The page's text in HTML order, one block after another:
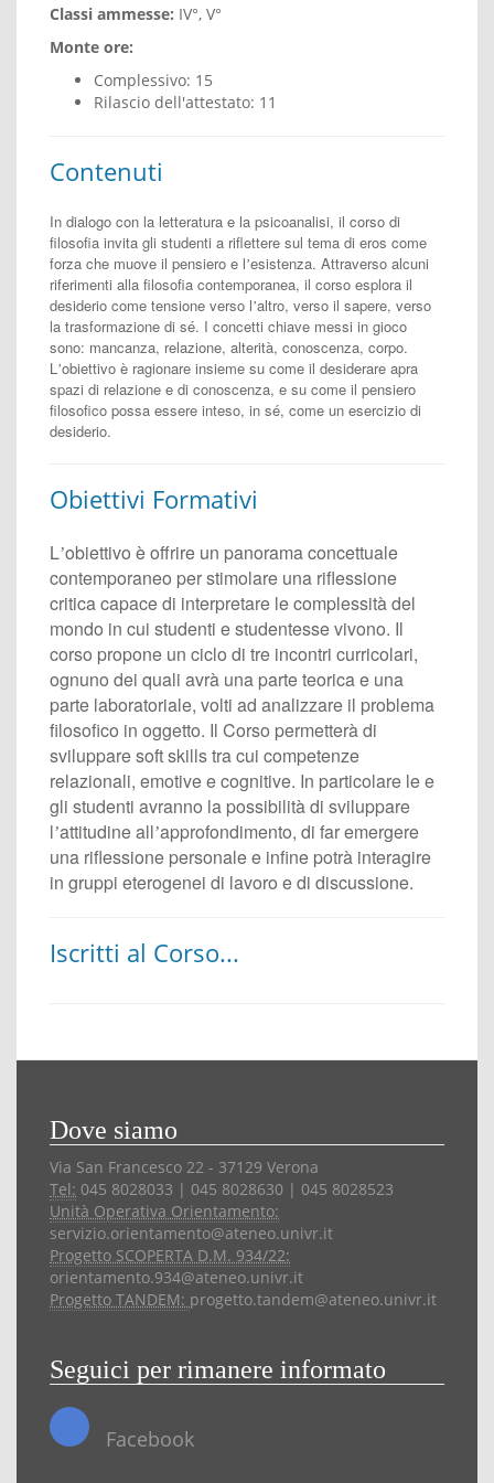
Classi ammesse: IV°, V°
Monte ore:
Complessivo: 15
Rilascio dell'attestato: 11
Contenuti
In dialogo con la letteratura e la psicoanalisi, il corso di
filosofia invita gli studenti a riflettere sul tema di eros come
forza che muove il pensiero e l’esistenza. Attraverso alcuni
riferimenti alla filosofia contemporanea, il corso esplora il
desiderio come tensione verso l’altro, verso il sapere, verso
la trasformazione di sé. I concetti chiave messi in gioco
sono: mancanza, relazione, alterità, conoscenza, corpo.
L’obiettivo è ragionare insieme su come il desiderare apra
spazi di relazione e di conoscenza, e su come il pensiero
filosofico possa essere inteso, in sé, come un esercizio di
desiderio.
Obiettivi Formativi
L’obiettivo è offrire un panorama concettuale
contemporaneo per stimolare una riflessione
critica capace di interpretare le complessità del
mondo in cui studenti e studentesse vivono. Il
corso propone un ciclo di tre incontri curricolari,
ognuno dei quali avrà una parte teorica e una
parte laboratoriale, volti ad analizzare il problema
filosofico in oggetto. Il Corso permetterà di
sviluppare soft skills tra cui competenze
relazionali, emotive e cognitive. In particolare le e
gli studenti avranno la possibilità di sviluppare
l’attitudine all’approfondimento, di far emergere
una riflessione personale e infine potrà interagire
in gruppi eterogenei di lavoro e di discussione.
Iscritti al Corso...
Dove siamo
Via San Francesco 22 - 37129 Verona
Tel: 045 8028033 | 045 8028630 | 045 8028523
Unità Operativa Orientamento:
servizio.orientamento@ateneo.univr.it
Progetto SCOPERTA D.M. 934/22:
orientamento.934@ateneo.univr.it
Progetto TANDEM: progetto.tandem@ateneo.univr.it
Seguici per rimanere informato
Facebook